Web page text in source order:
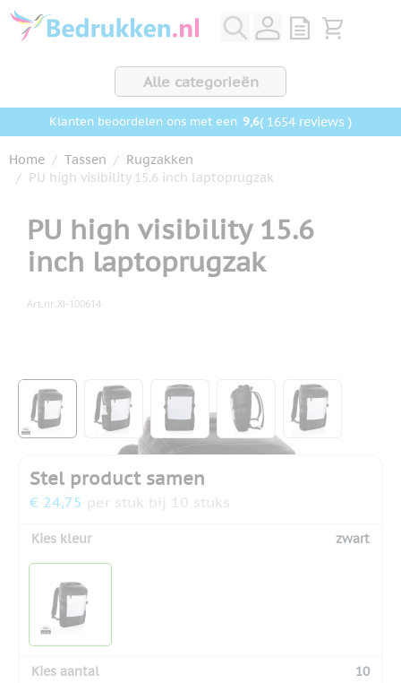
Ga naar de inhoud
View quote,
Bekijk
Alle categorieën
Klanten beoordelen ons met een 9,6( 1654 reviews )
Home / Tassen / Rugzakken
/ PU high visibility 15.6 inch laptoprugzak
PU high visibility 15.6
inch laptoprugzak
Art.nr. XI-100614
View larger imageView larger imageView larger image
View larger image
View larger
Stel product samen
€ 24,75 per stuk bij 10 stuks
Kies kleur zwart
Kies aantal 10